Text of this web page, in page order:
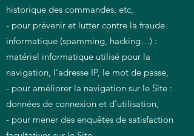
historique des commandes, etc,
- pour prévenir et lutter contre la fraude
informatique (spamming, hacking…) :
matériel informatique utilisé pour la
navigation, l’adresse IP, le mot de passe,
- pour améliorer la navigation sur le Site :
données de connexion et d’utilisation,
- pour mener des enquêtes de satisfaction